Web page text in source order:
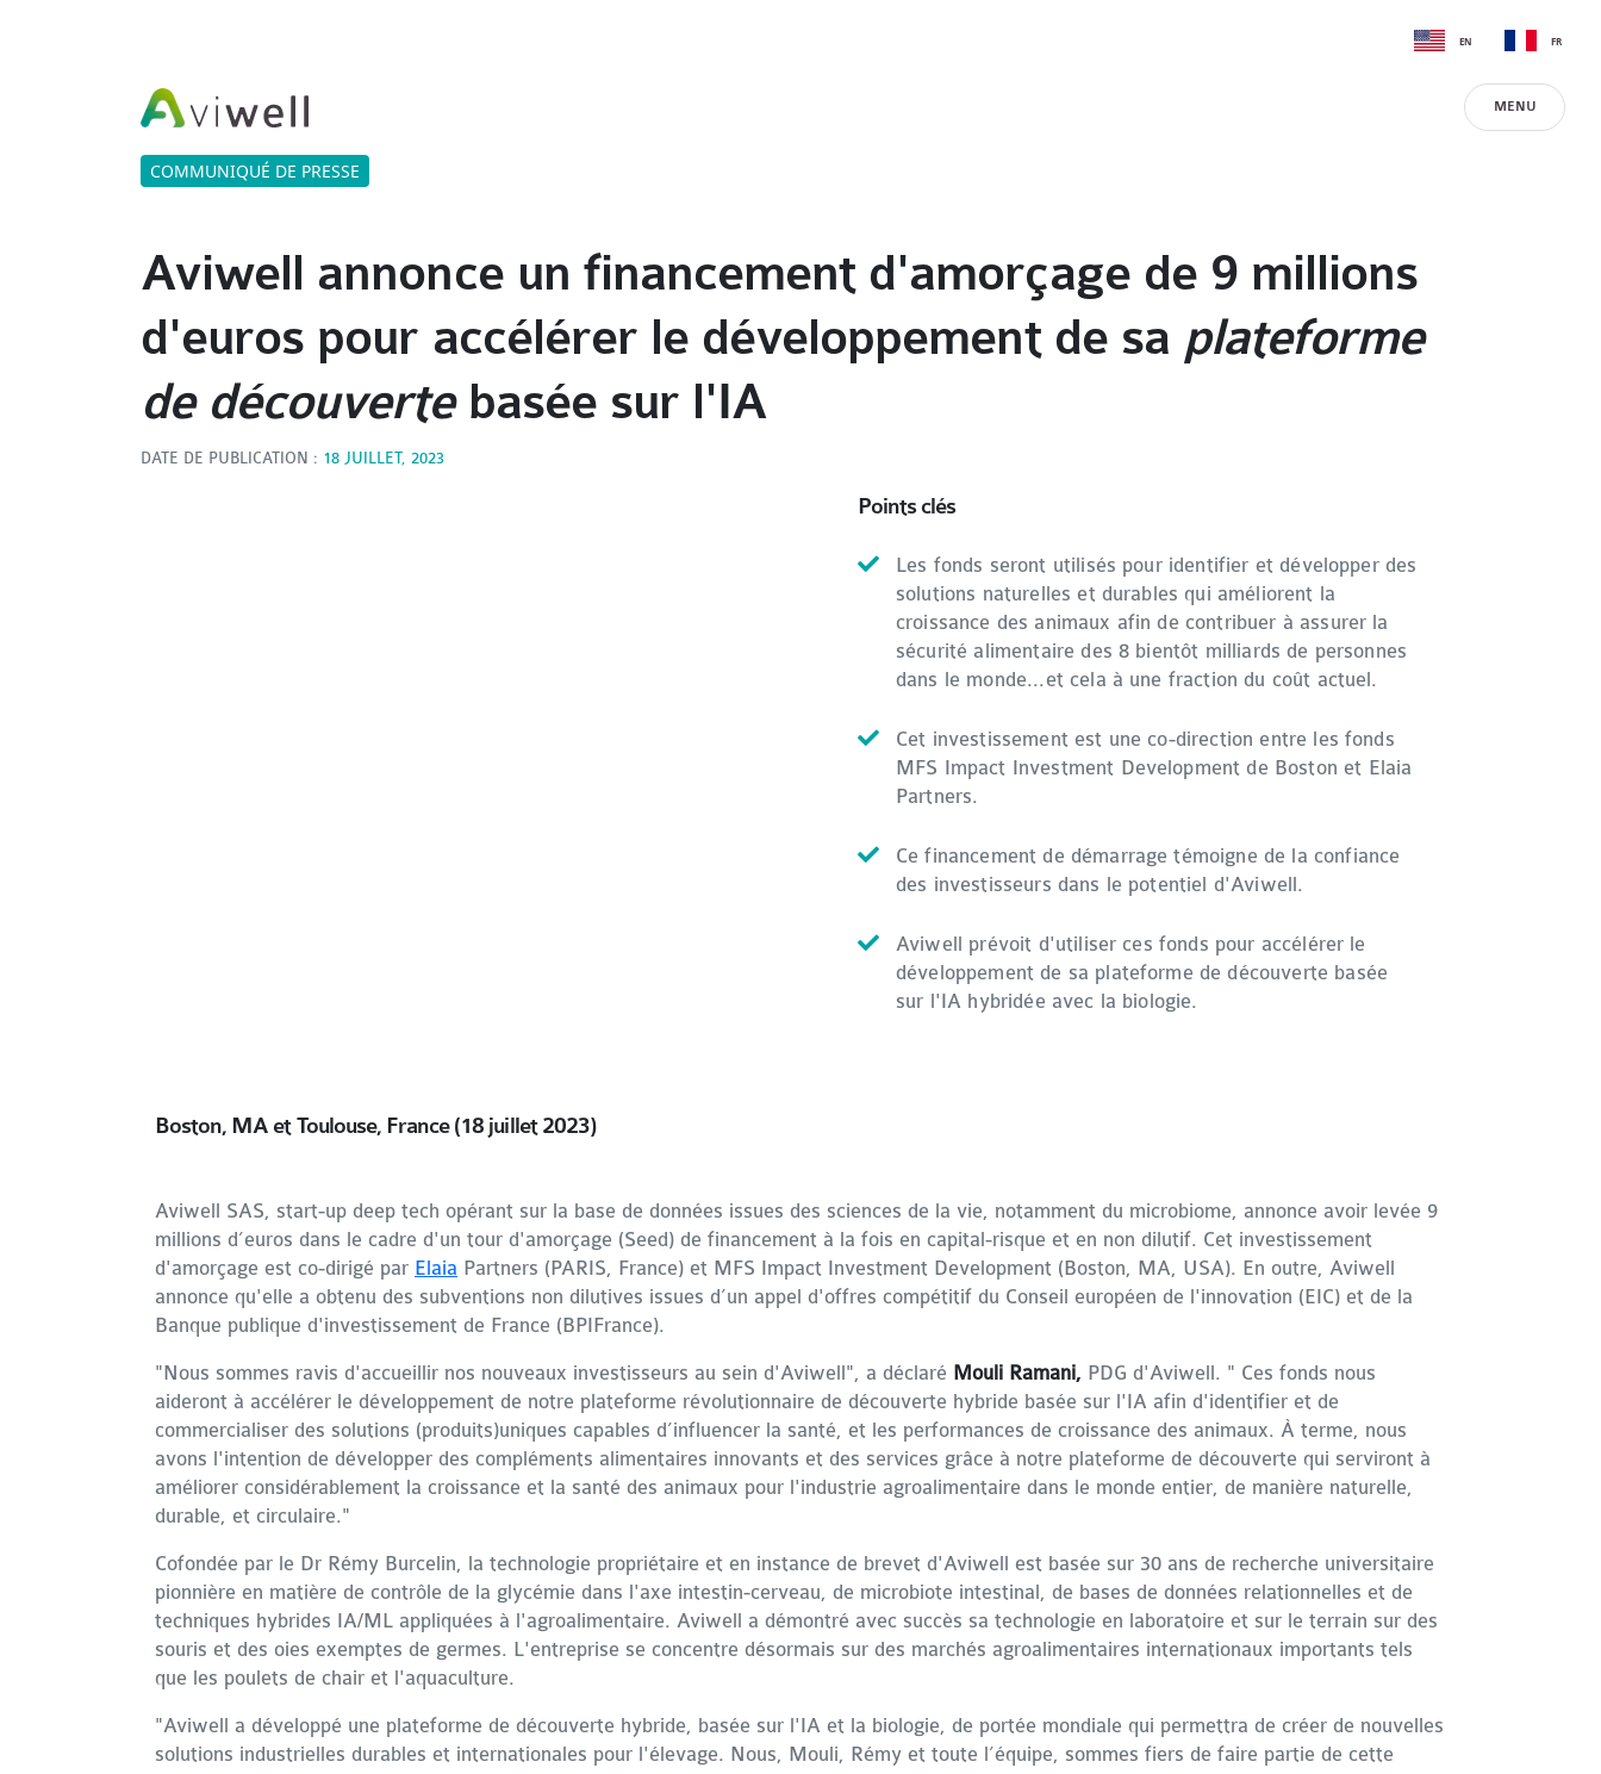
EN FR
MENU
COMMUNIQUÉ DE PRESSE
Aviwell annonce un financement d'amorçage de 9 millions
d'euros pour accélérer le développement de sa plateforme
de découvertebasée sur l'IA
DATE DE PUBLICATION : 18 JUILLET, 2023
Points clés
Les fonds seront utilisés pour identifier et développer des
solutions naturelles et durables qui améliorent la
croissance des animaux afin de contribuer à assurer la
sécurité alimentaire des 8 bientôt milliards de personnes
dans le monde...et cela à une fraction du coût actuel.
Cet investissement est une co-direction entre les fonds
MFS Impact Investment Development de Boston et Elaia
Partners.
Ce financement de démarrage témoigne de la confiance
des investisseurs dans le potentiel d'Aviwell.
Aviwell prévoit d'utiliser ces fonds pour accélérer le
développement de sa plateforme de découverte basée
sur l'IA hybridée avec la biologie.
Boston, MA et Toulouse, France (18 juillet 2023)
Aviwell SAS, start-up deep tech opérant sur la base de données issues des sciences de la vie, notamment du microbiome, annonce avoir levée 9
millions d’euros dans le cadre d'un tour d'amorçage (Seed) de financement à la fois en capital-risque et en non dilutif. Cet investissement
d'amorçage est co-dirigé par Elaia Partners (PARIS, France) et MFS Impact Investment Development (Boston, MA, USA). En outre, Aviwell
annonce qu'elle a obtenu des subventions non dilutives issues d’un appel d'offres compétitif du Conseil européen de l'innovation (EIC) et de la
Banque publique d'investissement de France (BPIFrance).
"Nous sommes ravis d'accueillir nos nouveaux investisseurs au sein d'Aviwell", a déclaré Mouli Ramani, PDG d'Aviwell. " Ces fonds nous
aideront à accélérer le développement de notre plateforme révolutionnaire de découverte hybride basée sur l'IA afin d'identifier et de
commercialiser des solutions (produits)uniques capables d’influencer la santé, et les performances de croissance des animaux. À terme, nous
avons l'intention de développer des compléments alimentaires innovants et des services grâce à notre plateforme de découverte qui serviront à
améliorer considérablement la croissance et la santé des animaux pour l'industrie agroalimentaire dans le monde entier, de manière naturelle,
durable, et circulaire."
Cofondée par le Dr Rémy Burcelin, la technologie propriétaire et en instance de brevet d'Aviwell est basée sur 30 ans de recherche universitaire
pionnière en matière de contrôle de la glycémie dans l'axe intestin-cerveau, de microbiote intestinal, de bases de données relationnelles et de
techniques hybrides IA/ML appliquées à l'agroalimentaire. Aviwell a démontré avec succès sa technologie en laboratoire et sur le terrain sur des
souris et des oies exemptes de germes. L'entreprise se concentre désormais sur des marchés agroalimentaires internationaux importants tels
que les poulets de chair et l'aquaculture.
"Aviwell a développé une plateforme de découverte hybride, basée sur l'IA et la biologie, de portée mondiale qui permettra de créer de nouvelles
solutions industrielles durables et internationales pour l'élevage. Nous, Mouli, Rémy et toute l’équipe, sommes fiers de faire partie de cette